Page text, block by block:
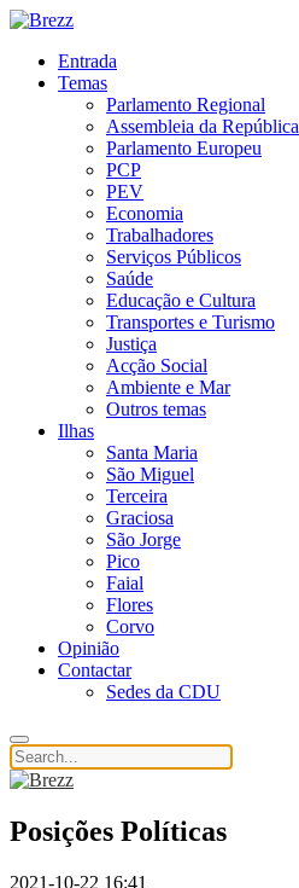
Entrada
Temas
Parlamento Regional
Assembleia da República
Parlamento Europeu
PCP
PEV
Economia
Trabalhadores
Serviços Públicos
Saúde
Educação e Cultura
Transportes e Turismo
Justiça
Acção Social
Ambiente e Mar
Outros temas
Ilhas
Santa Maria
São Miguel
Terceira
Graciosa
São Jorge
Pico
Faial
Flores
Corvo
Opinião
Contactar
Sedes da CDU
Posições Políticas
2021-10-22 16:41